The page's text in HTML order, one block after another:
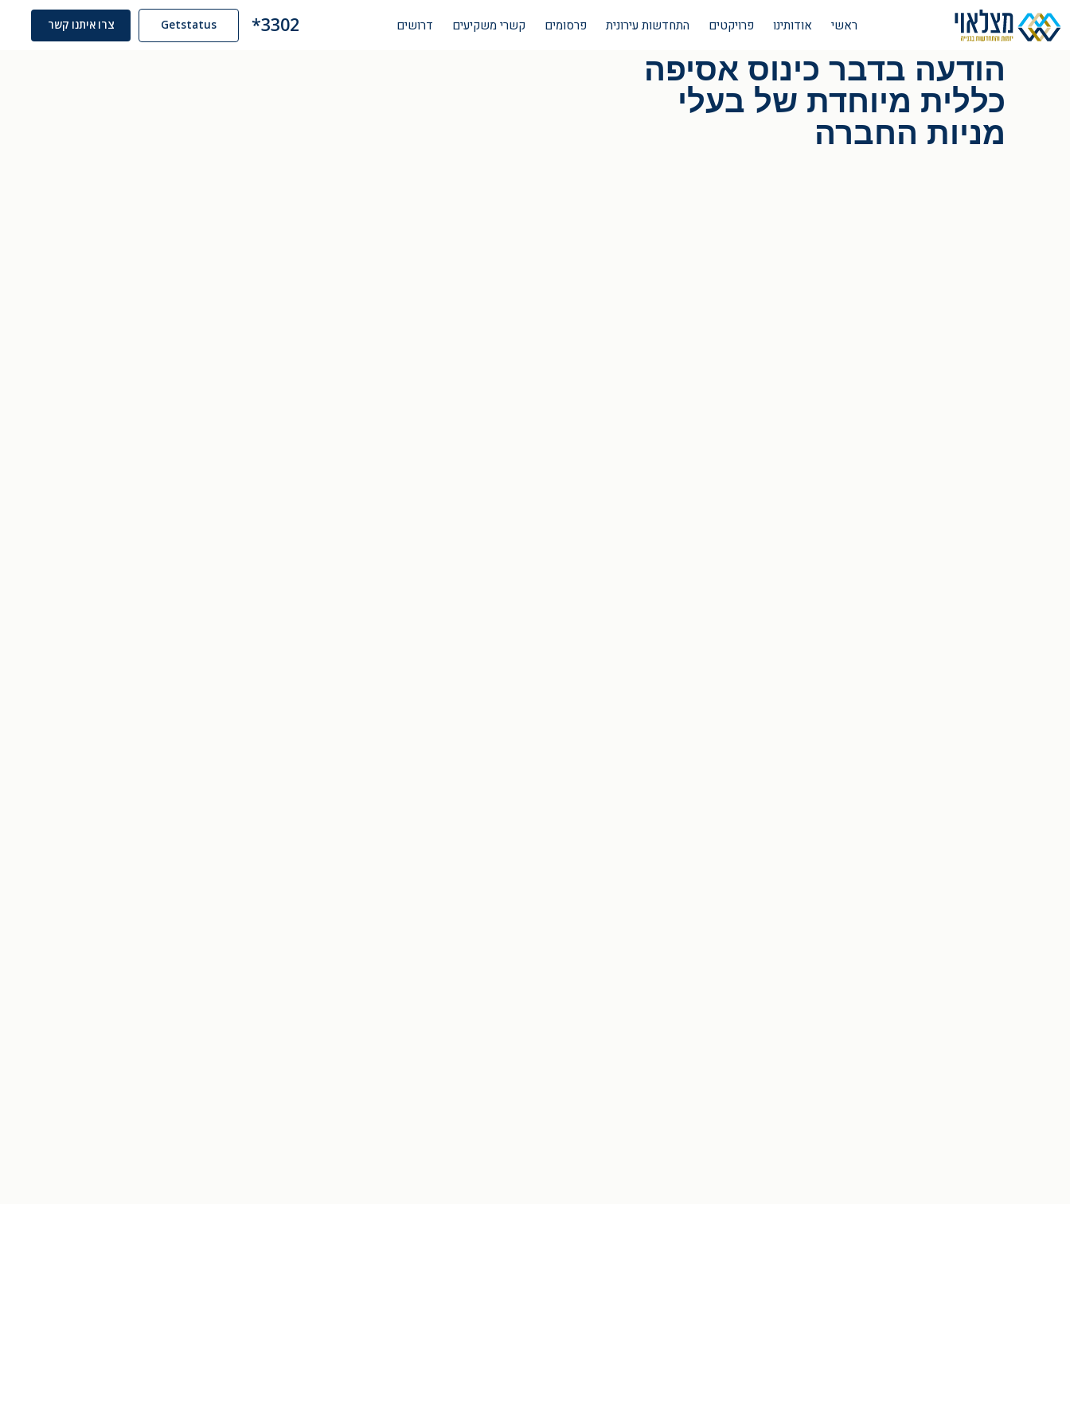
ראשי אודותינו פרויקטים התחדשות עירונית פרסומים קשרי משקיעים דרושים 3302*
Getstatus צרו איתנו קשר
הודעה בדבר כינוס אסיפה
כללית מיוחדת של בעלי
מניות החברה